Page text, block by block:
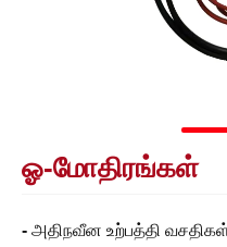
ஓ-மோதிரங்கள்
- அதிநவீன உற்பத்தி